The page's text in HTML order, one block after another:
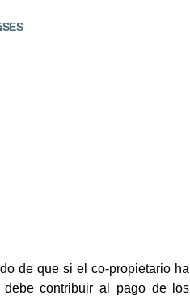
de que si el co-propietario ha
debe contribuir al pago de los